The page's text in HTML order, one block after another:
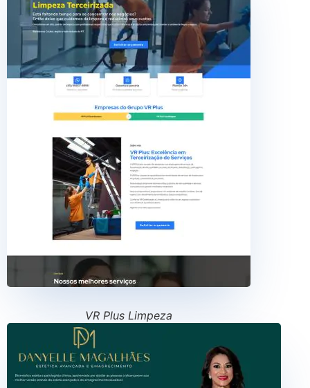
VR Plus Limpeza